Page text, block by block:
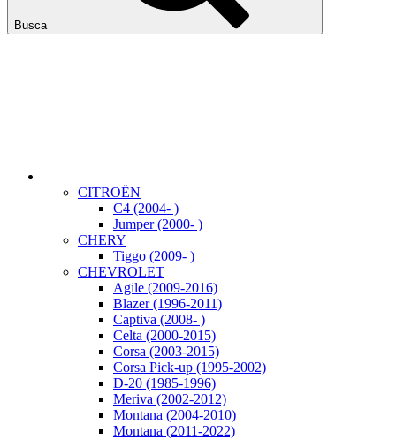
Busca
CITROËN
C4 (2004- )
Jumper (2000- )
CHERY
Tiggo (2009- )
CHEVROLET
Agile (2009-2016)
Blazer (1996-2011)
Captiva (2008- )
Celta (2000-2015)
Corsa (2003-2015)
Corsa Pick-up (1995-2002)
D-20 (1985-1996)
Meriva (2002-2012)
Montana (2004-2010)
Montana (2011-2022)